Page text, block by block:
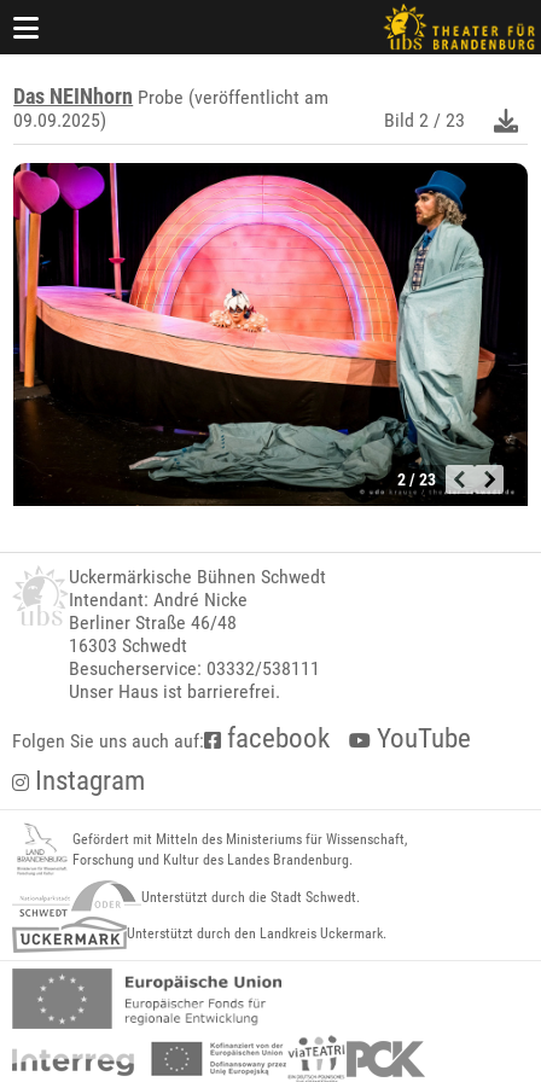
Das NEINhorn Probe (veröffentlicht am
09.09.2025)
Bild 2 / 23
2 / 23
Uckermärkische Bühnen Schwedt
Intendant: André Nicke
Berliner Straße 46/48
16303 Schwedt
Besucherservice: 03332/538111
Unser Haus ist barrierefrei.
Folgen Sie uns auch auf: facebook
YouTube
Instagram
Gefördert mit Mitteln des Ministeriums für Wissenschaft,
Forschung und Kultur des Landes Brandenburg.
Unterstützt durch die Stadt Schwedt.
Unterstützt durch den Landkreis Uckermark.